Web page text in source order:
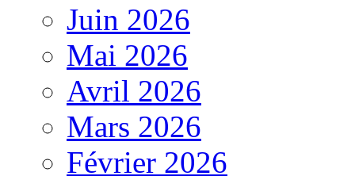
Juin 2026
Mai 2026
Avril 2026
Mars 2026
Février 2026